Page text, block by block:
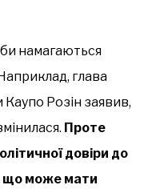
намагаються
глава
Каупо Розін заявив,
Проте
довіри до
що може мати